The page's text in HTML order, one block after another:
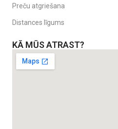
Preču atgriešana
Distances līgums
KĀ MŪS ATRAST?